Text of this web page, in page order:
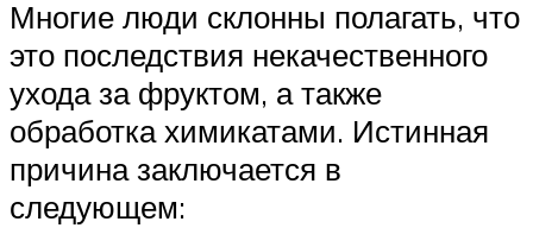
Многие люди склонны полагать, что
это последствия некачественного
ухода за фруктом, а также
обработка химикатами. Истинная
причина заключается в
следующем: